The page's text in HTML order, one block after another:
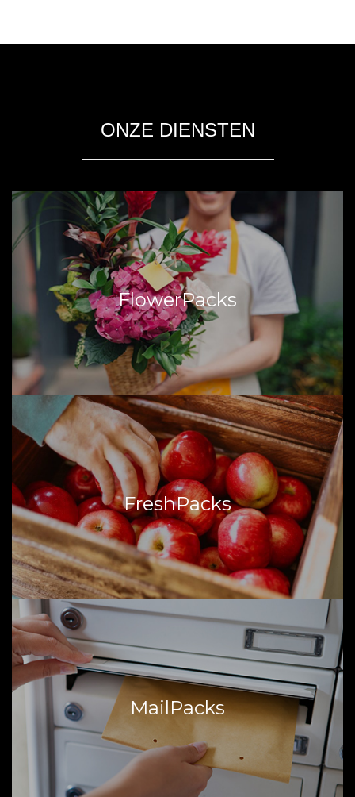
ONZE DIENSTEN
FlowerPacks
FlowerPacks
FlowerPacks zijn vers-zendingen met bloemen en
bloemstukken. Anders dan andere logistieke
dienstverleners, zorgen wij ervoor dat uw boeket van A naar
B wordt vervoerd.
Lees hier meer...
FreshPacks
FreshPacks
Fresh Packs draait om het distribueren van verswaren.
Packs is in staat, zonder gebruik te maken van
geconditioneerde voertuigen, levensmiddelen gekoeld en
zelfs diepgevroren te vervoeren.
Lees hier meer...
MailPacks
MailPacks
Met MailPacks kunnen brievenbus stukken met een
maximale afmeting van 38 x 26,5 x 3,2 cm en een
maximaal gewicht van 2 kilo in de brievenbus van de
ontvanger afgeleverd worden.
Lees hier meer...